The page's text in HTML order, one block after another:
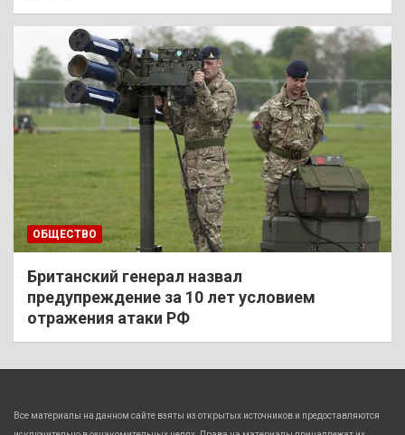
ОБЩЕСТВО
Британский генерал назвал
предупреждение за 10 лет условием
отражения атаки РФ
Все материалы на данном сайте взяты из открытых источников и предоставляются